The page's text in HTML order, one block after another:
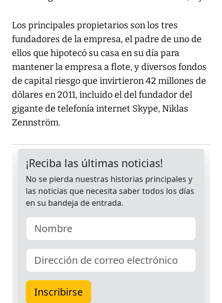
Los principales propietarios son los tres
fundadores de la empresa, el padre de uno de
ellos que hipotecó su casa en su día para
mantener la empresa a flote, y diversos fondos
de capital riesgo que invirtieron 42 millones de
dólares en 2011, incluido el del fundador del
gigante de telefonía internet Skype, Niklas
Zennström.